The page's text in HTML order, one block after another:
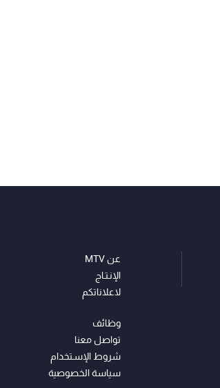
عن MTV
الإنـتـاج
لاعلاناتكم
وظائف
تواصل معنا
شروط الإسـتخدام
سياسة الخصوصية